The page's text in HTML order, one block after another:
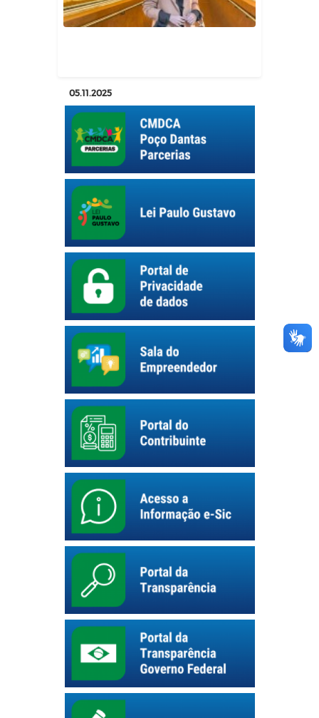
Dantas pass...
05.11.2025
Secretária de Assistência Social
participa de reuniões em Br...